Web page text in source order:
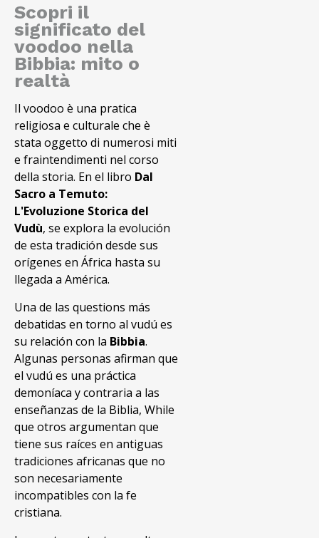
Scopri il
significato del
voodoo nella
Bibbia: mito o
realtà
Il voodoo è una pratica
religiosa e culturale che è
stata oggetto di numerosi miti
e fraintendimenti nel corso
della storia. En el libro Dal
Sacro a Temuto:
L'Evoluzione Storica del
Vudù, se explora la evolución
de esta tradición desde sus
orígenes en África hasta su
llegada a América.
Una de las questions más
debatidas en torno al vudú es
su relación con la Bibbia.
Algunas personas afirman que
el vudú es una práctica
demoníaca y contraria a las
enseñanzas de la Biblia, While
que otros argumentan que
tiene sus raíces en antiguas
tradiciones africanas que no
son necesariamente
incompatibles con la fe
cristiana.